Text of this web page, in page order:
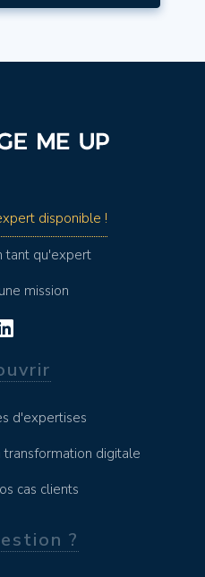
disponible !
tant qu'expert
mission
d'expertises
digitale
cas clients
?